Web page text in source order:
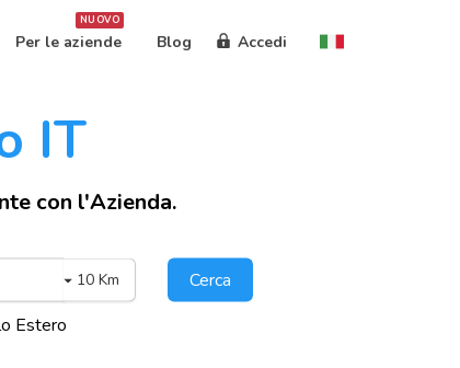
NUOVO
Per le aziende Blog Accedi
IT
con l'Azienda.
10 Km
Cerca
Estero